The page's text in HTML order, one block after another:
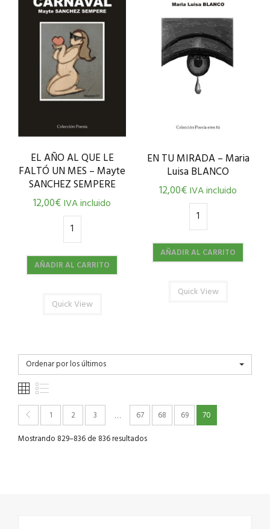
EL AÑO AL QUE LE
FALTÓ UN MES – Mayte
SANCHEZ SEMPERE
12,00€IVA incluido
AÑADIR AL CARRITO
Quick View
EN TU MIRADA – Maria
Luisa BLANCO
12,00€IVA incluido
AÑADIR AL CARRITO
Quick View
Ordenar por los últimos
1 2 3 … 67 68 69
70
Mostrando 829–836 de 836 resultados